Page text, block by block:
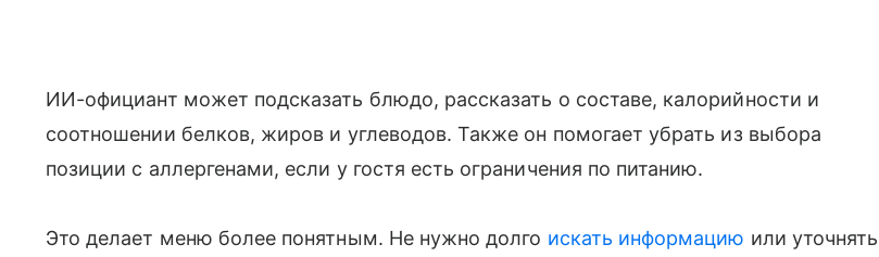
ИИ-официант может подсказать блюдо, рассказать о составе, калорийности и
соотношении белков, жиров и углеводов. Также он помогает убрать из выбора
позиции с аллергенами, если у гостя есть ограничения по питанию.
Это делает меню более понятным. Не нужно долго искать информацию или уточнять